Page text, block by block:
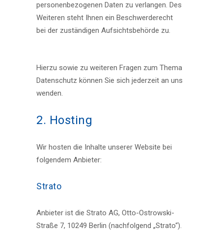
personenbezogenen Daten zu verlangen. Des
Weiteren steht Ihnen ein Beschwerderecht
bei der zuständigen Aufsichtsbehörde zu.
Hierzu sowie zu weiteren Fragen zum Thema
Datenschutz können Sie sich jederzeit an uns
wenden.
2. Hosting
Wir hosten die Inhalte unserer Website bei
folgendem Anbieter:
Strato
Anbieter ist die Strato AG, Otto-Ostrowski-
Straße 7, 10249 Berlin (nachfolgend „Strato“).